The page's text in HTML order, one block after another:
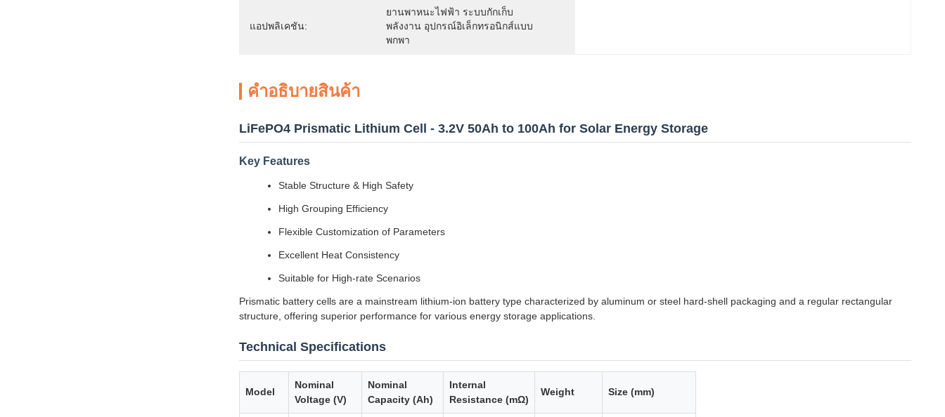
แอปพลิเคชัน:
ยานพาหนะไฟฟ้า ระบบกักเก็บ
พลังงาน อุปกรณ์อิเล็กทรอนิกส์แบบ
พกพา
คําอธิบายสินค้า
LiFePO4 Prismatic Lithium Cell - 3.2V 50Ah to 100Ah for Solar Energy Storage
Key Features
Stable Structure & High Safety
High Grouping Efficiency
Flexible Customization of Parameters
Excellent Heat Consistency
Suitable for High-rate Scenarios
Prismatic battery cells are a mainstream lithium-ion battery type characterized by aluminum or steel hard-shell packaging and a regular rectangular
structure, offering superior performance for various energy storage applications.
Technical Specifications
Model
Nominal
Voltage (V)
Nominal
Capacity (Ah)
Internal
Resistance (mΩ)
Weight Size (mm)